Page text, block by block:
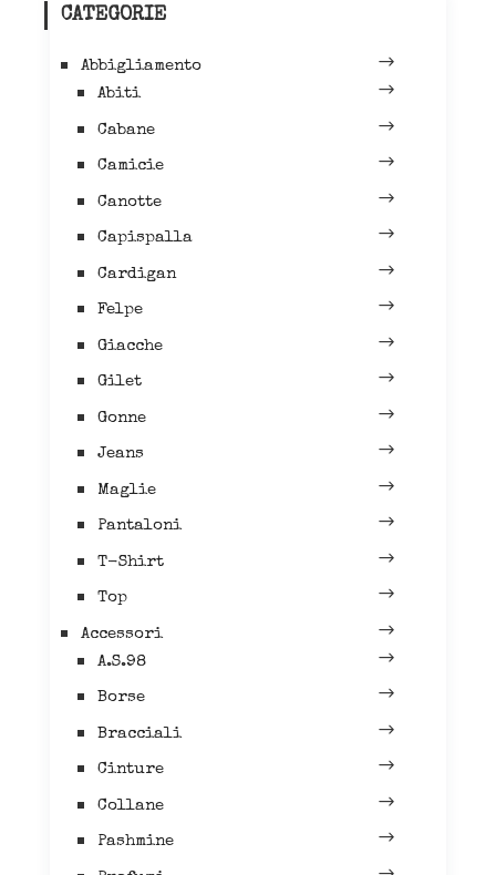
CATEGORIE
Abbigliamento
Abiti
Cabane
Camicie
Canotte
Capispalla
Cardigan
Felpe
Giacche
Gilet
Gonne
Jeans
Maglie
Pantaloni
T-Shirt
Top
Accessori
A.S.98
Borse
Bracciali
Cinture
Collane
Pashmine